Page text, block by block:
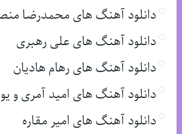
دانلود آهنگ های محمدرضا
دانلود آهنگ های علی رهبری
دانلود آهنگ های رهام هادیان
دانلود آهنگ های امید آمری
دانلود آهنگ های امیر مقاره